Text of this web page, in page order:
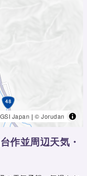
GSI Japan |© Jorudan
作並周辺天気・